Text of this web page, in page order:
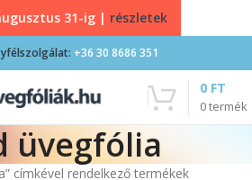
+36 30 8686 351
0termék
0 FT
üvegfólia
címkével rendelkező termékek
31-ig | részletek